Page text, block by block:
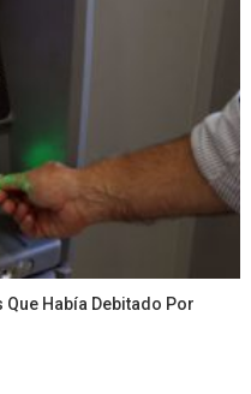
Había Debitado Por